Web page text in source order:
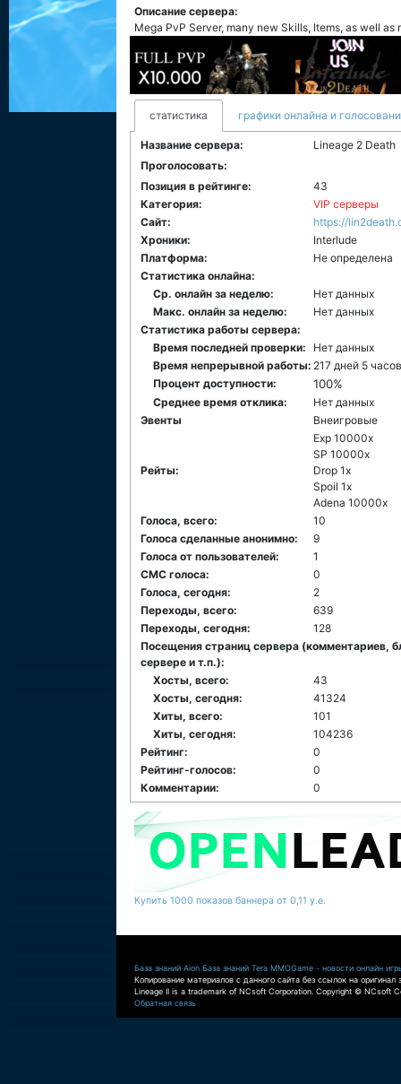
Описание сервера:
Mega PvP Server, many new Skills, Items, as well
статистика графики онлайна и
Название сервера:
Lineage 2 Death
Проголосовать:
Позиция в рейтинге:
43
Категория:
VIP серверы
Сайт:
https://
Хроники:
Interlude
Платформа:
Не определена
Статистика онлайна:
Ср. онлайн за неделю:
Нет данных
Макс. онлайн за неделю:
Нет данных
Статистика работы сервера:
Время последней проверки:
Нет данных
Время непрерывной работы: 217 дней 5
Процент доступности:
100%
Среднее время отклика:
Нет данных
Эвенты
Внеигровые
Рейты:
Exp 10000x
SP 10000x
Drop 1x
Spoil 1x
Adena 10000x
Голоса, всего:
10
Голоса сделанные анонимно:
9
Голоса от пользователей:
1
СМС голоса:
0
Голоса, сегодня:
2
Переходы, всего:
639
Переходы, сегодня:
128
Посещения страниц сервера (комментариев,
сервере и т.п.):
Хосты, всего:
43
Хосты, сегодня:
41324
Хиты, всего:
101
Хиты, сегодня:
104236
Рейтинг:
0
Рейтинг-голосов:
0
Комментарии:
0
Купить 1000 показов баннера от 0,11 у.е.
База знаний Aion База знаний Tera MMOGame - новости онлайн
Копирование материалов с данного сайта без ссылок на оригинал
Lineage II is a trademark of NCsoft Corporation. Copyright © NCsoft
Обратная связь